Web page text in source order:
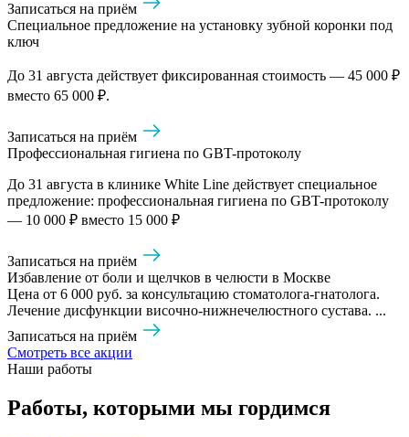
Записаться на приём
Специальное предложение на установку зубной коронки под
ключ
До 31 августа действует фиксированная стоимость — 45 000 ₽
вместо 65 000 ₽.
Записаться на приём
Профессиональная гигиена по GBT-протоколу
До 31 августа в клинике White Line действует специальное
предложение: профессиональная гигиена по GBT-протоколу
— 10 000 ₽ вместо 15 000 ₽
Записаться на приём
Избавление от боли и щелчков в челюсти в Москве
Цена от 6 000 руб. за консультацию стоматолога-гнатолога.
Лечение дисфункции височно-нижнечелюстного сустава. ...
Записаться на приём
Смотреть все акции
Наши работы
Работы, которыми мы гордимся